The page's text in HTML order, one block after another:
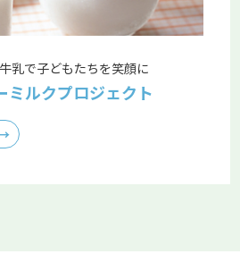
乳で子どもたちを笑顔に
ミルクプロジェクト